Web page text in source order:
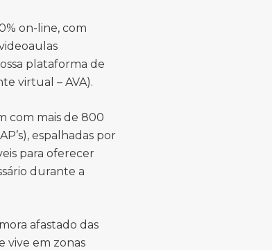
on-line, com
plataforma de
virtual – AVA).
com mais de 800
espalhadas por
para oferecer
durante a
afastado das
vive em zonas